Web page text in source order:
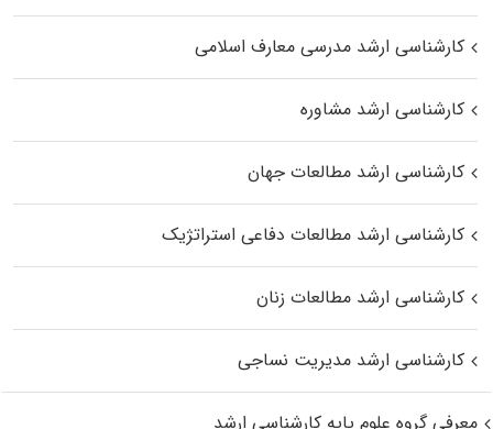
کارشناسی ارشد مدرسی معارف اسلامی
کارشناسی ارشد مشاوره
کارشناسی ارشد مطالعات جهان
کارشناسی ارشد مطالعات دفاعی استراتژیک
کارشناسی ارشد مطالعات زنان
کارشناسی ارشد مدیریت نساجی
معرفی گروه علوم پایه کارشناسی ارشد